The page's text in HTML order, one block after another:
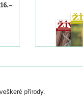
přírody.